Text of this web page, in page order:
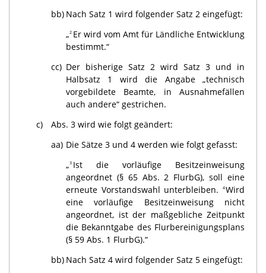
bb) Nach Satz 1 wird folgender Satz 2 eingefügt:
„2 Er wird vom Amt für Ländliche Entwicklung
bestimmt.“
cc) Der bisherige Satz 2 wird Satz 3 und in
Halbsatz 1 wird die Angabe „technisch
vorgebildete Beamte, in Ausnahmefällen
auch andere“ gestrichen.
c)
Abs. 3 wird wie folgt geändert:
aa) Die Sätze 3 und 4 werden wie folgt gefasst:
„3 Ist die vorläufige Besitzeinweisung
angeordnet (§ 65 Abs. 2 FlurbG), soll eine
erneute Vorstandswahl unterbleiben.
4Wird
eine vorläufige Besitzeinweisung nicht
angeordnet, ist der maßgebliche Zeitpunkt
die Bekanntgabe des Flurbereinigungsplans
(§ 59 Abs. 1 FlurbG).“
bb) Nach Satz 4 wird folgender Satz 5 eingefügt: